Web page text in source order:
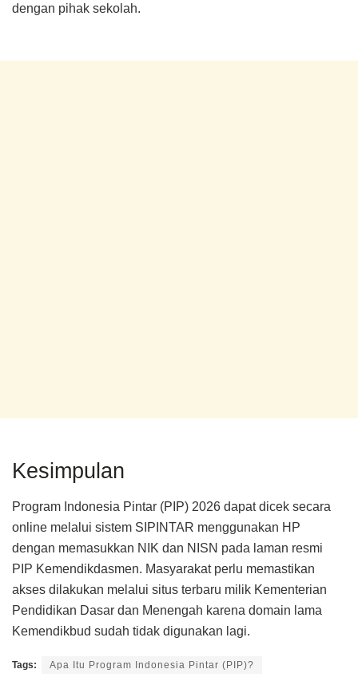
dengan pihak sekolah.
Kesimpulan
Program Indonesia Pintar (PIP) 2026 dapat dicek secara
online melalui sistem SIPINTAR menggunakan HP
dengan memasukkan NIK dan NISN pada laman resmi
PIP Kemendikdasmen. Masyarakat perlu memastikan
akses dilakukan melalui situs terbaru milik Kementerian
Pendidikan Dasar dan Menengah karena domain lama
Kemendikbud sudah tidak digunakan lagi.
Tags: Apa Itu Program Indonesia Pintar (PIP)?